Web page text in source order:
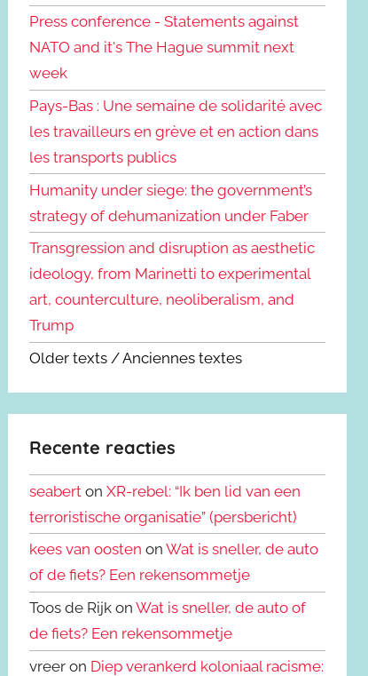
Press conference - Statements against
NATO and it's The Hague summit next
week
Pays-Bas : Une semaine de solidarité avec
les travailleurs en grève et en action dans
les transports publics
Humanity under siege: the government’s
strategy of dehumanization under Faber
Transgression and disruption as aesthetic
ideology, from Marinetti to experimental
art, counterculture, neoliberalism, and
Trump
Older texts / Anciennes textes
Recente reacties
seabert onXR-rebel: “Ik ben lid van een
terroristische organisatie” (persbericht)
kees van oosten onWat is sneller, de auto
of de fiets? Een rekensommetje
Toos de Rijk onWat is sneller, de auto of
de fiets? Een rekensommetje
vreer on Diep verankerd koloniaal racisme: